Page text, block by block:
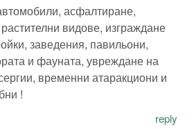
асфалтиране,
видове, изграждане
заведения, павильони,
и фауната, увреждане на
временни атаракциони и
!
reply